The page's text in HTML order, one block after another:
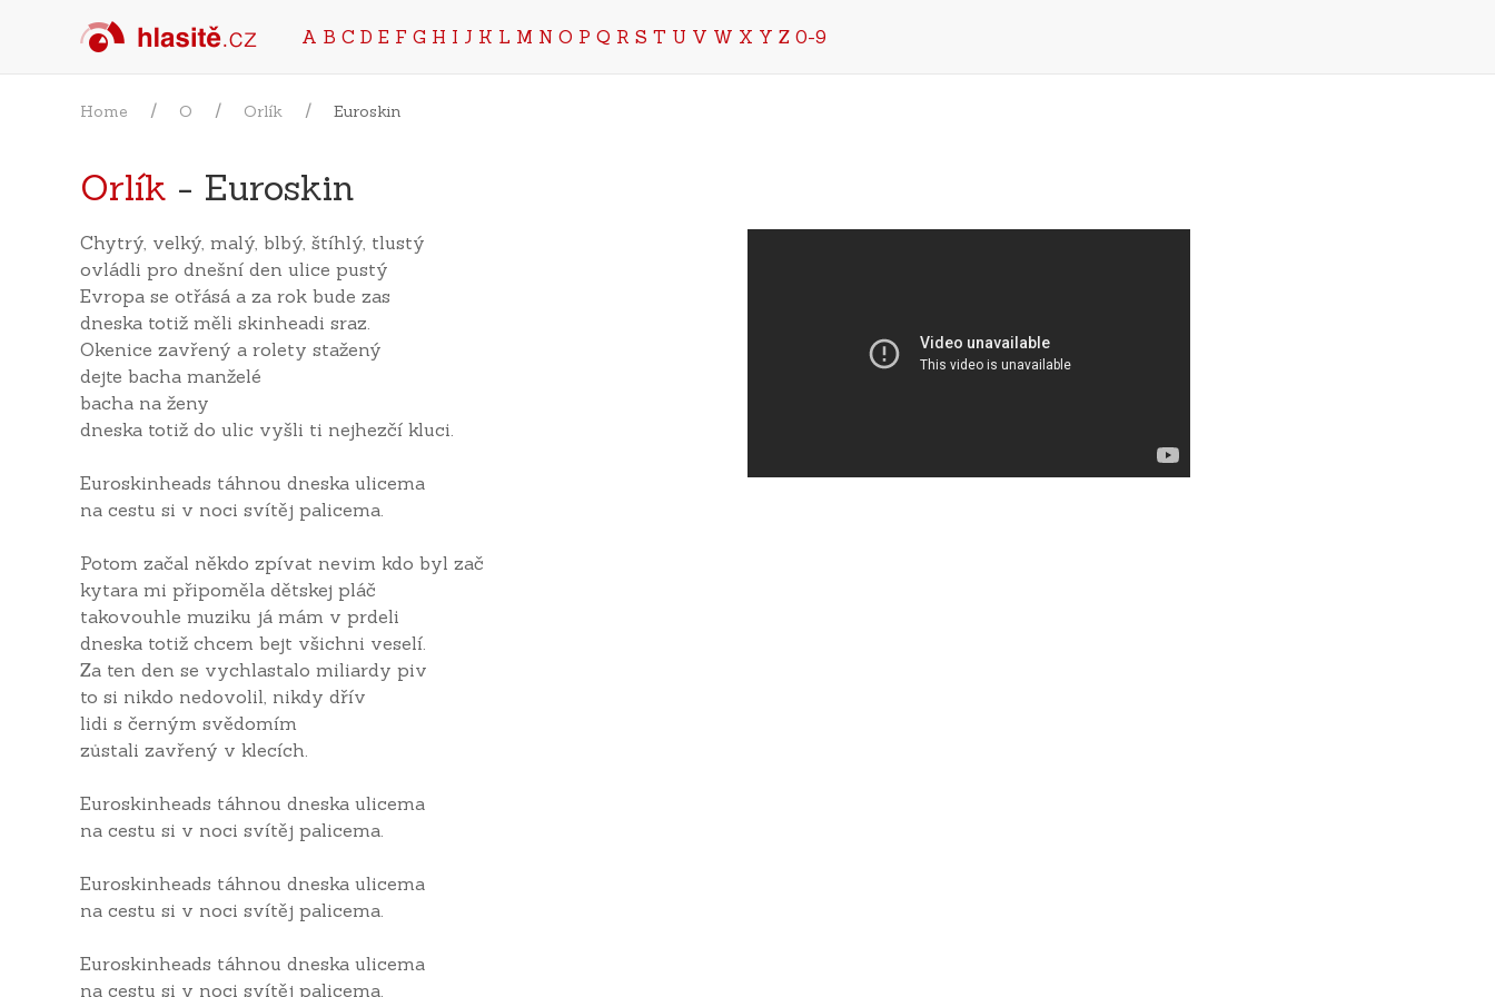
A B C D E F G H I J K L M N O P Q R S T U V W X Y Z 0-9
Home O Orlík Euroskin
Orlík - Euroskin
Chytrý, velký, malý, blbý, štíhlý, tlustý
ovládli pro dnešní den ulice pustý
Evropa se otřásá a za rok bude zas
dneska totiž měli skinheadi sraz.
Okenice zavřený a rolety stažený
dejte bacha manželé
bacha na ženy
dneska totiž do ulic vyšli ti nejhezčí kluci.
Euroskinheads táhnou dneska ulicema
na cestu si v noci svítěj palicema.
Potom začal někdo zpívat nevim kdo byl zač
kytara mi připoměla dětskej pláč
takovouhle muziku já mám v prdeli
dneska totiž chcem bejt všichni veselí.
Za ten den se vychlastalo miliardy piv
to si nikdo nedovolil, nikdy dřív
lidi s černým svědomím
zůstali zavřený v klecích.
Euroskinheads táhnou dneska ulicema
na cestu si v noci svítěj palicema.
Euroskinheads táhnou dneska ulicema
na cestu si v noci svítěj palicema.
Euroskinheads táhnou dneska ulicema
na cestu si v noci svítěj palicema.